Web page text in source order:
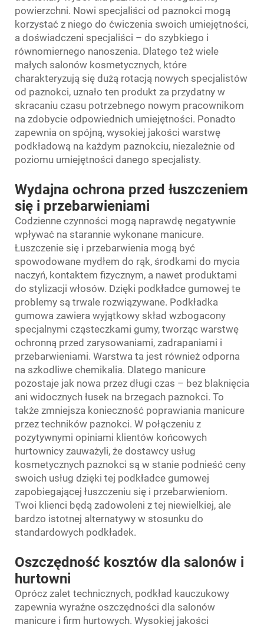
powierzchni. Nowi specjaliści od paznokci mogą
korzystać z niego do ćwiczenia swoich umiejętności,
a doświadczeni specjaliści – do szybkiego i
równomiernego nanoszenia. Dlatego też wiele
małych salonów kosmetycznych, które
charakteryzują się dużą rotacją nowych specjalistów
od paznokci, uznało ten produkt za przydatny w
skracaniu czasu potrzebnego nowym pracownikom
na zdobycie odpowiednich umiejętności. Ponadto
zapewnia on spójną, wysokiej jakości warstwę
podkładową na każdym paznokciu, niezależnie od
poziomu umiejętności danego specjalisty.
Wydajna ochrona przed łuszczeniem
się i przebarwieniami
Codzienne czynności mogą naprawdę negatywnie
wpływać na starannie wykonane manicure.
Łuszczenie się i przebarwienia mogą być
spowodowane mydłem do rąk, środkami do mycia
naczyń, kontaktem fizycznym, a nawet produktami
do stylizacji włosów. Dzięki podkładce gumowej te
problemy są trwale rozwiązywane. Podkładka
gumowa zawiera wyjątkowy skład wzbogacony
specjalnymi cząsteczkami gumy, tworząc warstwę
ochronną przed zarysowaniami, zadrapaniami i
przebarwieniami. Warstwa ta jest również odporna
na szkodliwe chemikalia. Dlatego manicure
pozostaje jak nowa przez długi czas – bez blaknięcia
ani widocznych łusek na brzegach paznokci. To
także zmniejsza konieczność poprawiania manicure
przez techników paznokci. W połączeniu z
pozytywnymi opiniami klientów końcowych
hurtownicy zauważyli, że dostawcy usług
kosmetycznych paznokci są w stanie podnieść ceny
swoich usług dzięki tej podkładce gumowej
zapobiegającej łuszczeniu się i przebarwieniom.
Twoi klienci będą zadowoleni z tej niewielkiej, ale
bardzo istotnej alternatywy w stosunku do
standardowych podkładek.
Oszczędność kosztów dla salonów i
hurtowni
Oprócz zalet technicznych, podkład kauczukowy
zapewnia wyraźne oszczędności dla salonów
manicure i firm hurtowych. Wysokiej jakości